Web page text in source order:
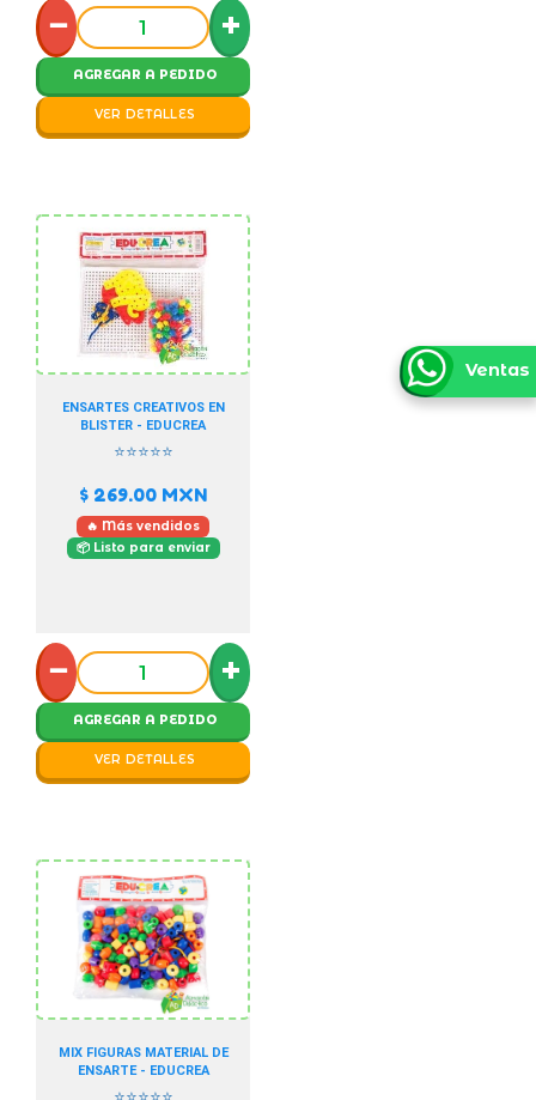
− +
AGREGAR A PEDIDO
VER DETALLES
ENSARTES CREATIVOS EN
BLISTER - EDUCREA
⭐⭐⭐⭐⭐
$ 269.00 MXN
🔥 Más vendidos
📦 Listo para enviar
− +
AGREGAR A PEDIDO
VER DETALLES
MIX FIGURAS MATERIAL DE
ENSARTE - EDUCREA
Ventas